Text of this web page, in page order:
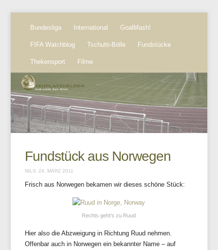
Bundesliga International GoalMash!
FIFA Watchblog Tschutti-Bölle Fundstücke
Thekensport Filme
Fundstück aus Norwegen
NILS 24. MÄRZ 2011
Frisch aus Norwegen bekamen wir dieses schöne Stück:
Rechts geht's zu Ruud
Hier also die Abzweigung in Richtung Ruud nehmen.
Offenbar auch in Norwegen ein bekannter Name – auf